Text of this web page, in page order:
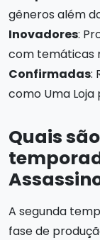
gêneros além
Inovadores:
com temáticas
Confirmadas:
como Uma Loja
Quais
A segunda
fase de